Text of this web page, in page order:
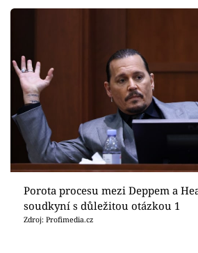
Sex a vztahy
Videa
Sledujte prima+
Přihlášení
Sledujte nás
Porota procesu mezi Deppem a
soudkyní s důležitou otázkou 1
Zdroj: Profimedia.cz